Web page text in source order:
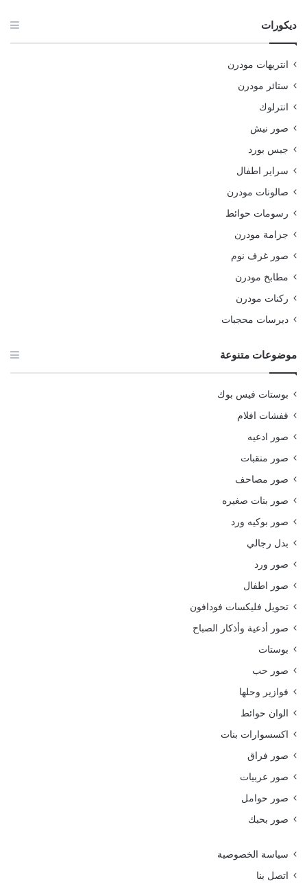
ديكورات
انتريهات مودرن
ستائر مودرن
انترلوك
صور نيش
جبس بورد
سراير اطفال
صالونات مودرن
رسومات حوائط
جزامة مودرن
صور غرف نوم
مطابخ مودرن
ركنات مودرن
ديرسات محجبات
موضوعات متنوعة
بوستات فيس بوك
قفشات افلام
صور ادعيه
صور منقبات
صور مصاحف
صور بنات صغيره
صور بوكيه ورد
بدل رجالي
صور ورد
صور اطفال
تحويل فليكسات فودافون
صور أدعية وأذكار الصباح
بوستات
صور حب
فوازير وحلها
الوان حوائط
اكسسوارات بنات
صور فراق
صور عربيات
صور حوامل
صور بحبك
سياسة الخصوصية
اتصل بنا